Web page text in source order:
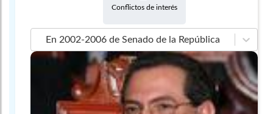
Conflictos de interés
En 2002-2006 de Senado de la República